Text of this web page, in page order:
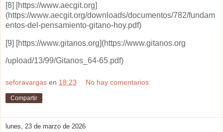
[8] [https://www.aecgit.org]
(https://www.aecgit.org/downloads/documentos/782/fundam
entos-del-pensamiento-gitano-hoy.pdf)
[9] [https://www.gitanos.org](https://www.gitanos.org
/upload/13/99/Gitanos_64-65.pdf)
seforavargas en 18:23 No hay comentarios:
Compartir
lunes, 23 de marzo de 2026